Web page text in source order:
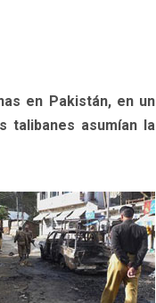
en Pakistán, en un
talibanes asumían la